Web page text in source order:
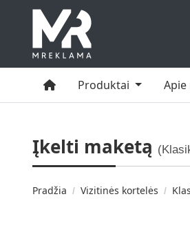
NamaiProduktai Apie
Įkelti maketą
Pradžia Vizitinės kortelės